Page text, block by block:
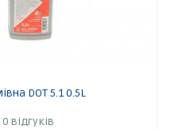
DOT 5.1 0.5L
0 відгуків